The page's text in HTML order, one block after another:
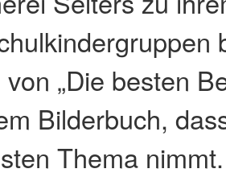
„Die besten
Bilderbuch,
Thema nimmt.